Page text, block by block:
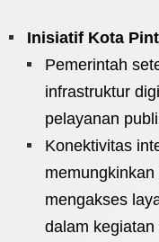
Inisiatif Kota
Pemerintah
infrastruktur
pelayanan
Konektivitas
mengakses
dalam